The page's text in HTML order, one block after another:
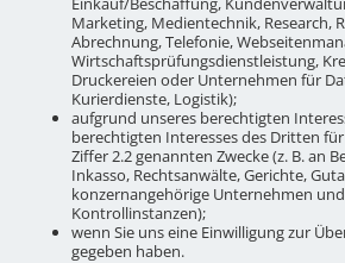
Marketing, Medientechnik, Research,
Abrechnung, Telefonie,
Wirtschaftsprüfungsdienstleistung,
Druckereien oder Unternehmen für
Kurierdienste, Logistik);
aufgrund unseres berechtigten
berechtigten Interesses des Dritten
Ziffer 2.2 genannten Zwecke (z. B. an
Inkasso, Rechtsanwälte, Gerichte,
konzernangehörige Unternehmen
Kontrollinstanzen);
wenn Sie uns eine Einwilligung zur
gegeben haben.